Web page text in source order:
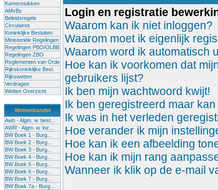
Kamerstukken
AMvBs
Beleidsregels
Circulaires
Koninklijke Besluiten
Ministeriële Regelingen
Regelingen PBO/OLBB
Regelingen ZBO
Reglementen van Orde
Rijkskoninklijke Besl.
Rijkswetten
Verdragen
Wetten Overzicht
Wettenbundel
Awb - Algm. w. best...
AWR - Algm. w. inz...
BW Boek 1 - Burg...
BW Boek 2 - Burg...
BW Boek 3 - Burg...
BW Boek 4 - Burg...
BW Boek 5 - Burg...
BW Boek 6 - Burg...
BW Boek 7 - Burg...
BW Boek 7a - Burg...
Login en registratie
Waarom kan ik niet inloggen?
Waarom moet ik eigenlijk
Waarom word ik automatisch
Hoe kan ik voorkomen dat
gebruikers lijst?
Ik ben mijn wachtwoord kwijt!
Ik ben geregistreerd maar
Ik was in het verleden
Hoe verander ik mijn
Hoe kan ik een afbeelding
Hoe kan ik mijn rang
Wanneer ik klik op de e-mail